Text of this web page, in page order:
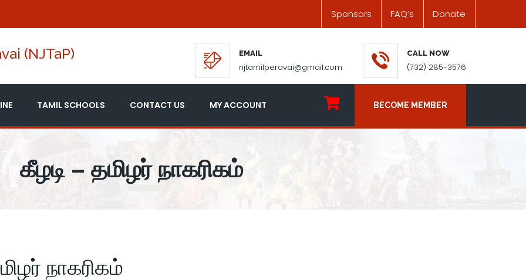
Sponsors FAQ’s Donate
(NJTaP) EMAIL
njtamilperavai@gmail.com
CALL NOW
(732) 285-3576
TAMIL SCHOOLS CONTACT US MY ACCOUNT BECOME MEMBER
கீழடி – தமிழர் நாகரிகம்
நாகரிகம்